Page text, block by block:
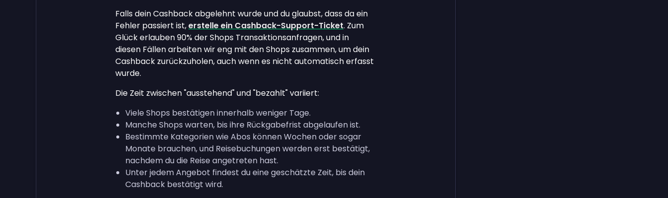
Falls dein Cashback abgelehnt wurde und du glaubst, dass da ein
Fehler passiert ist,erstelle ein Cashback-Support-Ticket. Zum
Glück erlauben 90% der Shops Transaktionsanfragen, und in
diesen Fällen arbeiten wir eng mit den Shops zusammen, um dein
Cashback zurückzuholen, auch wenn es nicht automatisch erfasst
wurde.
Die Zeit zwischen "ausstehend" und "bezahlt" variiert:
Viele Shops bestätigen innerhalb weniger Tage.
Manche Shops warten, bis ihre Rückgabefrist abgelaufen ist.
Bestimmte Kategorien wie Abos können Wochen oder sogar
Monate brauchen, und Reisebuchungen werden erst bestätigt,
nachdem du die Reise angetreten hast.
Unter jedem Angebot findest du eine geschätzte Zeit, bis dein
Cashback bestätigt wird.